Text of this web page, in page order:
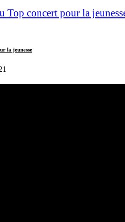
Top concert pour la
la jeunesse